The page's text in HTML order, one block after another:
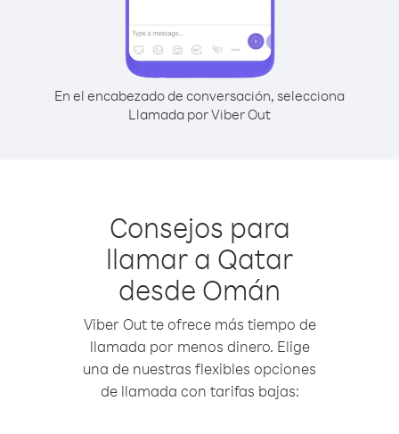
En el encabezado de conversación, selecciona
Llamada por Viber Out
Consejos para
llamar a Qatar
desde Omán
Viber Out te ofrece más tiempo de
llamada por menos dinero. Elige
una de nuestras flexibles opciones
de llamada con tarifas bajas: